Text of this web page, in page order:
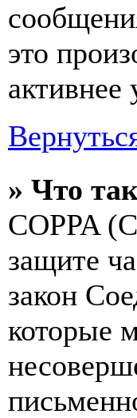
это
активнее
» Что
COPPA
защите
закон
которые